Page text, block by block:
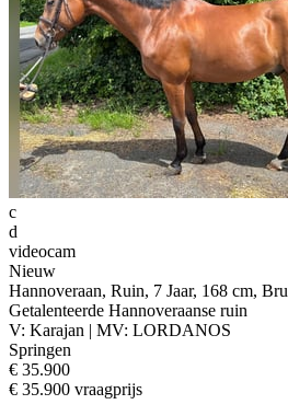
c
d
videocam
Nieuw
Hannoveraan, Ruin, 7 Jaar, 168 cm,
Getalenteerde Hannoveraanse ruin
V: Karajan | MV: LORDANOS
Springen
€ 35.900
€ 35.900 vraagprijs